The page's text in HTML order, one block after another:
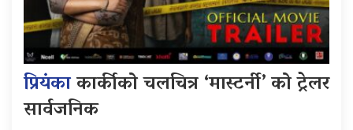
प्रियंकाकार्कीको चलचित्र ‘मास्टर्नी’ को ट्रेलर
सार्वजनिक